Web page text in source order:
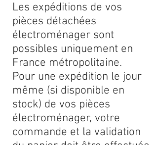
Les expéditions de vos
pièces détachées
électroménager sont
possibles uniquement en
France métropolitaine.
Pour une expédition le jour
même (si disponible en
stock) de vos pièces
électroménager, votre
commande et la validation